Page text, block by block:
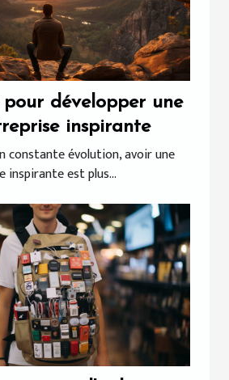
pour développer une
inspirante
constante évolution, avoir une
inspirante est plus...